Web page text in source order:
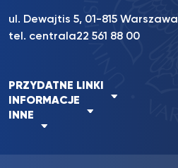
ul. Dewajtis 5, 01-815 Warszawa
tel. centrala22 561 88 00
PRZYDATNE LINKI
INFORMACJE
INNE